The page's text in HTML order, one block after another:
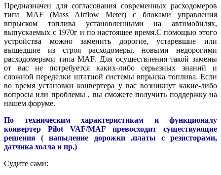
Предназначен для согласования современных расходомеров
типа MAF (Mass Airflow Meter) с блоками управления
впрыском топлива установленными на автомобилях,
выпускаемых с 1970г и по настоящее время.С помощью этого
устройства можно заменить дорогие, устаревшие или
вышедшие из строя расходомеры, новыми недорогими
расходомерами типа MAF. Для осуществления такой замены
от вас не потребуется каких-либо серьезных знаний и
сложной переделки штатной системы впрыска топлива. Если
во время установки конвертера у вас возникнут какие-либо
вопросы или проблемы , вы сможете получить поддержку на
нашем форуме.
По техническим характеристикам и функционалу
конвертер Pilot VAF/MAF превосходит существующие
решения ( напыление дорожки ,платы с резисторами,
датчика холла и пр.)
Судите сами: